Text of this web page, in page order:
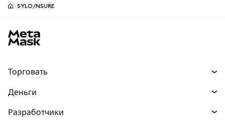
SYLO/NSURE
Торговать
Прогнозы
Деньги
Разработчики